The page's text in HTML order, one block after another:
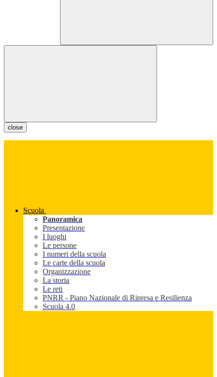
close
Scuola
Panoramica
Presentazione
I luoghi
Le persone
I numeri della scuola
Le carte della scuola
Organizzazione
La storia
Le reti
PNRR - Piano Nazionale di Ripresa e Resilienza
Scuola 4.0